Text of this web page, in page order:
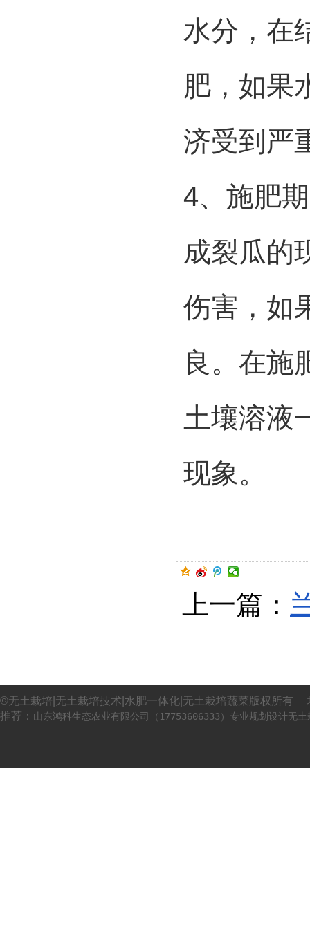
水分，在
肥，如果
济受到严
4、施肥
成裂瓜的
伤害，如
良。在施
土壤溶液
现象。
上一篇：
©无土栽培|无土栽培技术|水肥一体化|无土栽培蔬菜版权所有
推荐： 山东鸿科生态农业有限公司（17753606333）专业规划设计无